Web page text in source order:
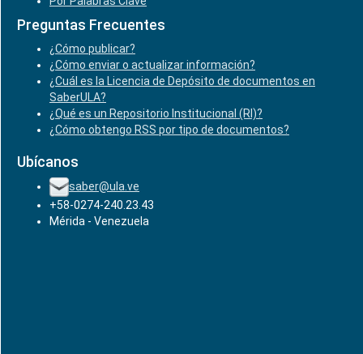
Preguntas Frecuentes
¿Cómo publicar?
¿Cómo enviar o actualizar información?
¿Cuál es la Licencia de Depósito de documentos en
SaberULA?
¿Qué es un Repositorio Institucional (RI)?
¿Cómo obtengo RSS por tipo de documentos?
Ubícanos
saber@ula.ve
+58-0274-240.23.43
Mérida - Venezuela